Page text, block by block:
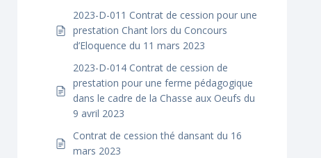
2023-D-011 Contrat de cession pour une
prestation Chant lors du Concours
d’Eloquence du 11 mars 2023
2023-D-014 Contrat de cession de
prestation pour une ferme pédagogique
dans le cadre de la Chasse aux Oeufs du
9 avril 2023
Contrat de cession thé dansant du 16
mars 2023